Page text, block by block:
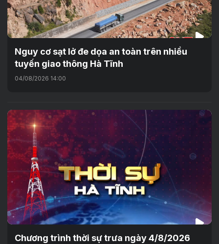
Nguy cơ sạt lở đe dọa an toàn trên nhiều
tuyến giao thông Hà Tĩnh
04/08/2026 14:00
Chương trình thời sự trưa ngày 4/8/2026